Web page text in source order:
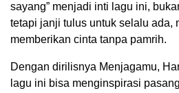
sayang” menjadi inti lagu ini,
tetapi janji tulus untuk selalu ada,
memberikan cinta tanpa pamrih.
Dengan dirilisnya Menjagamu,
lagu ini bisa menginspirasi